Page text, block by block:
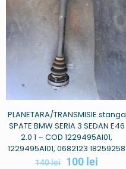
PLANETARA/TRANSMISIE stanga
SPATE BMW SERIA 3 SEDAN E46
2.0 1 – COD 1229495AI01,
1229495AI01, 0682123 18259258
140lei 100 lei